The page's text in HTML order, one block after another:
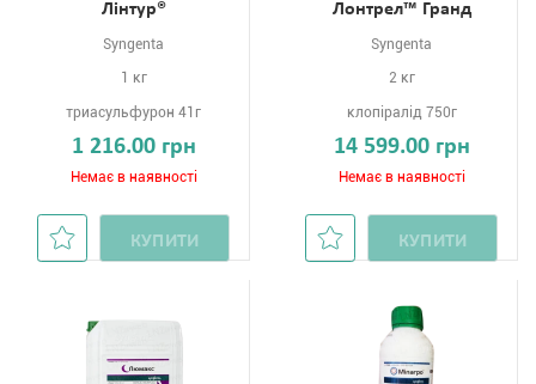
Лінтур®
Syngenta
1 кг
триасульфурон 41г
1 216.00 грн
Немає в наявності
КУПИТИ
Лонтрел™ Гранд
Syngenta
2 кг
клопіралід 750г
14 599.00 грн
Немає в наявності
КУПИТИ